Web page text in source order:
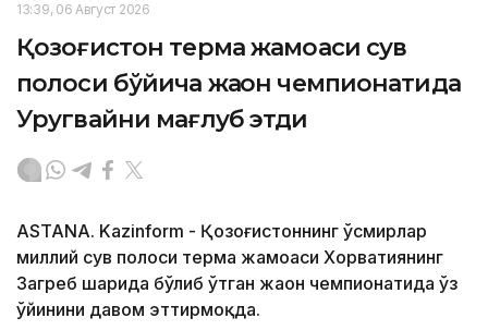
13:39, 06 Август 2026
Қозоғистон терма жамоаси сув
полоси бўйича жаҳон чемпионатида
Уругвайни мағлуб этди
ASTANA. Kazinform - Қозоғистоннинг ўсмирлар
миллий сув полоси терма жамоаси Хорватиянинг
Загреб шаҳрида бўлиб ўтган жаҳон чемпионатида ўз
ўйинини давом эттирмоқда.